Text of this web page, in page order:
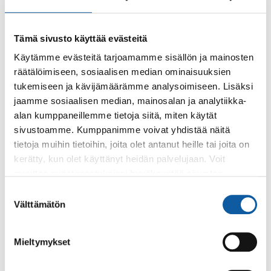
Tämä sivusto käyttää evästeitä
Käytämme evästeitä tarjoamamme sisällön ja mainosten
räätälöimiseen, sosiaalisen median ominaisuuksien
tukemiseen ja kävijämäärämme analysoimiseen. Lisäksi
jaamme sosiaalisen median, mainosalan ja analytiikka-
alan kumppaneillemme tietoja siitä, miten käytät
sivustoamme. Kumppanimme voivat yhdistää näitä
tietoja muihin tietoihin, joita olet antanut heille tai joita on
kerätty, kun olet käyttänyt heidän palvelujaan. Voit
valinta
Välttämätön
Mieltymykset
Tapahtumat 31.12. klo 16:00–22:00
Juhlavuoden päätöstapahtuma Valon aika -
yhdessä kohti huomista
Paimion 700-vuotisjuhlavuosi päättyy valoon ja
katseeseen kohti tulevaisuutta. Valon aika – yhdessä kohti
huomista -tapahtuma kutsuu paimiolaiset...
Tapahtumat 30.5. klo 11:00–31.5. klo 19:00
Kaksipäiväiset Katuruokakarnevaalit järjestetään